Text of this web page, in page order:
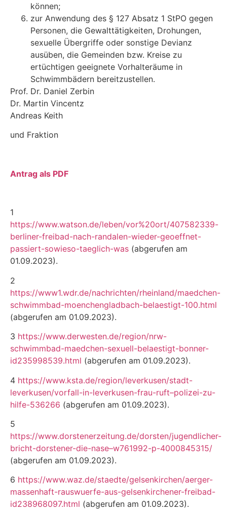
können;
zur Anwendung des § 127 Absatz 1 StPO gegen
Personen, die Gewalttätigkeiten, Drohungen,
sexuelle Übergriffe oder sonstige Devianz
ausüben, die Gemeinden bzw. Kreise zu
ertüchtigen geeignete Vorhalteräume in
Schwimmbädern bereitzustellen.
Prof. Dr. Daniel Zerbin
Dr. Martin Vincentz
Andreas Keith
und Fraktion
Antrag als PDF
1
https://www.watson.de/leben/vor%20ort/407582339-
berliner-freibad-nach-randalen-wieder-geoeffnet-
passiert-sowieso-taeglich-was (abgerufen am
01.09.2023).
2
https://www1.wdr.de/nachrichten/rheinland/maedchen-
schwimmbad-moenchengladbach-belaestigt-100.html
(abgerufen am 01.09.2023).
3 https://www.derwesten.de/region/nrw-
schwimmbad-maedchen-sexuell-belaestigt-bonner-
id235998539.html (abgerufen am 01.09.2023).
4 https://www.ksta.de/region/leverkusen/stadt-
leverkusen/vorfall-in-leverkusen-frau-ruft–polizei-zu-
hilfe-536266 (abgerufen am 01.09.2023).
5
https://www.dorstenerzeitung.de/dorsten/jugendlicher-
bricht-dorstener-die-nase–w761992-p-4000845315/
(abgerufen am 01.09.2023).
6 https://www.waz.de/staedte/gelsenkirchen/aerger-
massenhaft-rauswuerfe-aus-gelsenkirchener-freibad-
id238968097.html (abgerufen am 01.09.2023).